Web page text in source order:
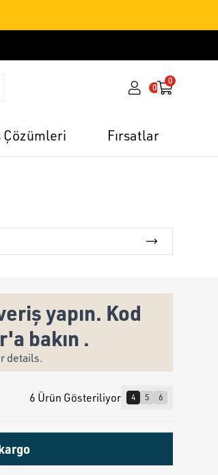
0
0
Çözümleri Fırsatlar
yapın. Kod
bakın .
details.
6 Ürün Gösteriliyor 4 5 6